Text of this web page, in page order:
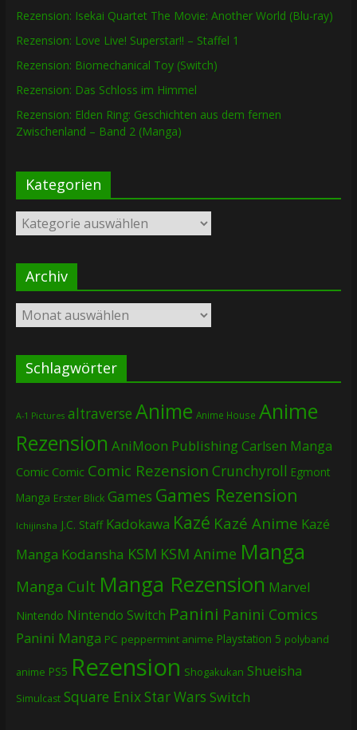
Rezension: Isekai Quartet The Movie: Another World (Blu-ray)
Rezension: Love Live! Superstar!! – Staffel 1
Rezension: Biomechanical Toy (Switch)
Rezension: Das Schloss im Himmel
Rezension: Elden Ring: Geschichten aus dem fernen
Zwischenland – Band 2 (Manga)
Kategorien
Kategorien
Archiv
Archiv
Schlagwörter
A-1 Pictures altraverse Anime Anime House Anime
Rezension AniMoon PublishingCarlsen Manga
Comic Comic Comic Rezension Crunchyroll Egmont
Manga Erster Blick Games Games Rezension
Ichijinsha J.C. Staff Kadokawa Kazé Kazé Anime Kazé
Manga Kodansha KSM KSM Anime Manga
Manga Cult Manga Rezension Marvel
Nintendo Nintendo Switch Panini Panini Comics
Panini Manga PC peppermint anime Playstation 5 polyband
anime PS5 Rezension Shogakukan Shueisha
Simulcast Square EnixStar Wars Switch